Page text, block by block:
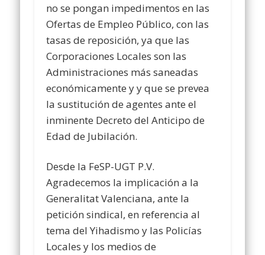
no se pongan impedimentos en las
Ofertas de Empleo Público, con las
tasas de reposición, ya que las
Corporaciones Locales son las
Administraciones más saneadas
económicamente y y que se prevea
la sustitución de agentes ante el
inminente Decreto del Anticipo de
Edad de Jubilación.
Desde la FeSP-UGT P.V.
Agradecemos la implicación a la
Generalitat Valenciana, ante la
petición sindical, en referencia al
tema del Yihadismo y las Policías
Locales y los medios de